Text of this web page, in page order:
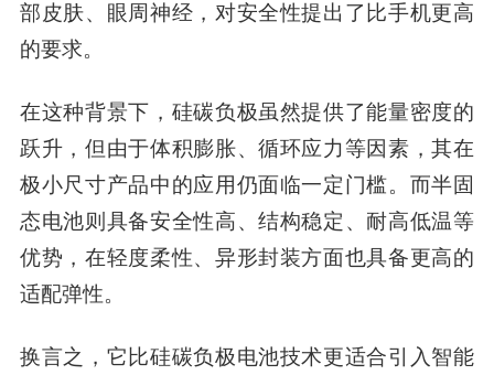
部皮肤、眼周神经，对安全性提出了比手机更高
的要求。
在这种背景下，硅碳负极虽然提供了能量密度的
跃升，但由于体积膨胀、循环应力等因素，其在
极小尺寸产品中的应用仍面临一定门槛。而半固
态电池则具备安全性高、结构稳定、耐高低温等
优势，在轻度柔性、异形封装方面也具备更高的
适配弹性。
换言之，它比硅碳负极电池技术更适合引入智能